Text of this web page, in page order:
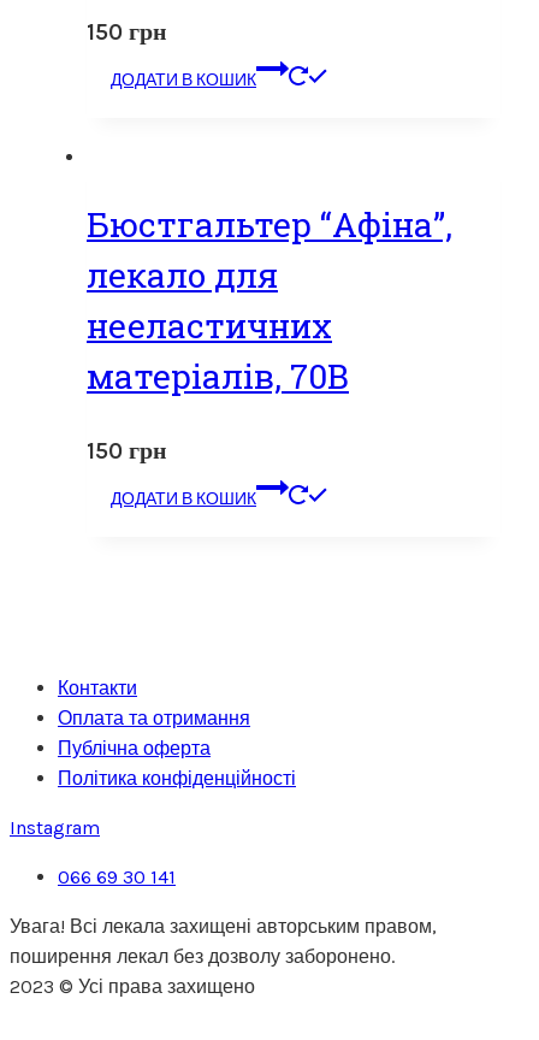
150 грн
ДОДАТИ В КОШИК
Бюстгальтер “Афіна”,
лекало для
нееластичних
матеріалів, 70В
150 грн
ДОДАТИ В КОШИК
Контакти
Оплата та отримання
Публічна оферта
Політика конфіденційності
Instagram
066 69 30 141
Увага! Всі лекала захищені авторським правом,
поширення лекал без дозволу заборонено.
2023 © Усі права захищено